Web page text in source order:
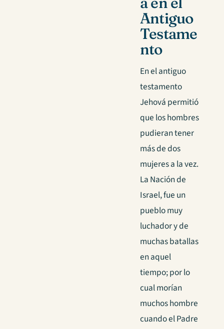
Antiguo
Testame
nto
En el antiguo
testamento
Jehová permitió
que los hombres
pudieran tener
más de dos
mujeres a la vez.
La Nación de
Israel, fue un
pueblo muy
luchador y de
muchas batallas
en aquel
tiempo; por lo
cual morían
muchos hombre
cuando el Padre